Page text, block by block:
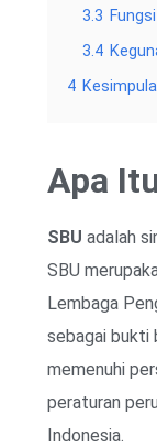
3.3 Fungsi
3.4
4
Apa
SBU adalah
SBU
Lembaga
sebagai bukti
memenuhi
peraturan
Indonesia.